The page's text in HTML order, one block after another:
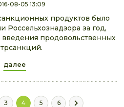
08-05 13:09
продуктов было
Россельхознадзора за год,
продовольственных
далее
3 4 5 6